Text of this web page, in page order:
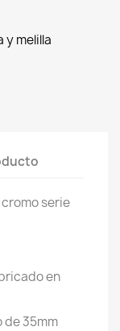
y melilla
serie
en
de 35mm